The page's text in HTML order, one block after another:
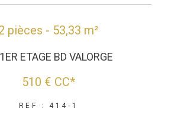
pièces - 53,33 m²
ETAGE BD VALORGE
510 € CC*
REF : 414-1